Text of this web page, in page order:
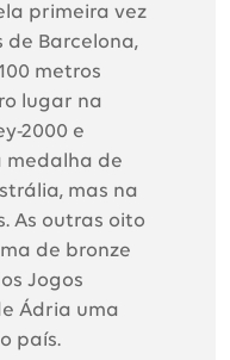
primeira vez
de Barcelona,
metros
lugar na
2000 e
medalha de
mas na
As outras oito
de bronze
Jogos
Ádria uma
país.